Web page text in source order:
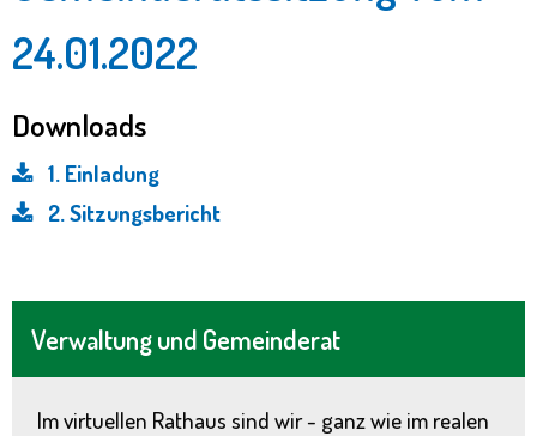
Verwaltung und Gemeinderat
Im virtuellen Rathaus sind wir - ganz wie im realen
24.01.2022
Downloads
1. Einladung
2. Sitzungsbericht